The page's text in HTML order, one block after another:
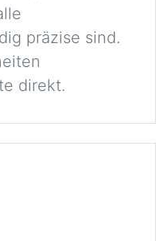
präzise sind.
direkt.